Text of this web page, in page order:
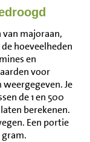
majoraan,
hoeveelheden
en
voor
Je
de 1 en 500
berekenen.
Een portie